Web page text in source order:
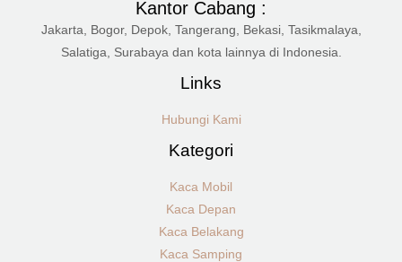
Kantor Cabang :
Jakarta, Bogor, Depok, Tangerang, Bekasi, Tasikmalaya,
Salatiga, Surabaya dan kota lainnya di Indonesia.
Links
Hubungi Kami
Kategori
Kaca Mobil
Kaca Depan
Kaca Belakang
Kaca Samping